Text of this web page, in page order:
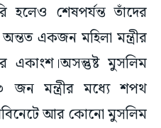
শেষপর্যন্ত তাঁদের
একজন মহিলা মন্ত্রীর
একাংশ।অসন্তুষ্ট মুসলিম
জন মন্ত্রীর মধ্যে শপথ
আর কোনো মুসলিম